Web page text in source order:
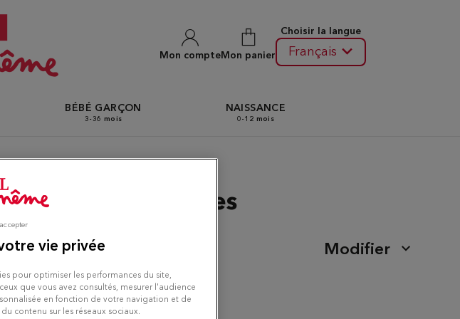
Mon compteMon panier
Choisir la langue
Français
BÉBÉ GARÇON
3-36 mois
NAISSANCE
0-12 mois
Même à Louvres
Modifier
vie privée
pour optimiser les performances du site,
que vous avez consultés, mesurer l'audience
en fonction de votre navigation et de
contenu sur les réseaux sociaux.